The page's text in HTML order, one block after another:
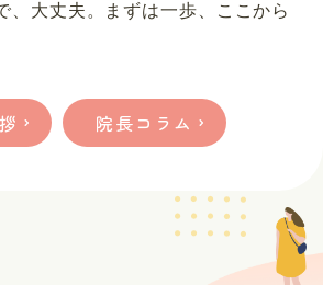
、大丈夫。まずは一歩、ここから
院長コラム